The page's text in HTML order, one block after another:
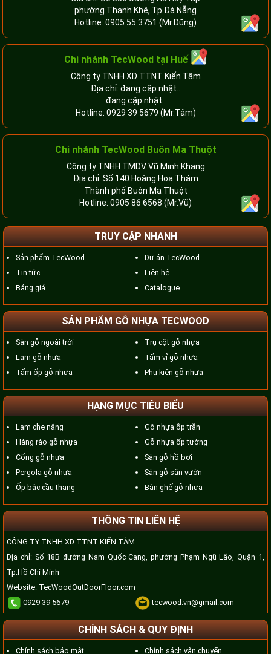
phường Thanh Khê, Tp.Đà Nẵng
Hotline: 0905 55 3751 (Mr.Dũng)
Chi nhánh TecWood tại Huế
Công ty TNHH XD TTNT Kiến Tâm
Địa chỉ: đang cập nhật..
đang cập nhật..
Hotline: 0929 39 5679 (Mr.Tâm)
Chi nhánh TecWood Buôn Ma Thuột
Công ty TNHH TMDV Vũ Minh Khang
Địa chỉ: Số 140 Hoàng Hoa Thám
Thành phố Buôn Ma Thuột
Hotline: 0905 86 6568 (Mr.Vũ)
TRUY CẬP NHANH
Sản phẩm TecWood
Tin tức
Bảng giá
Dự án TecWood
Liên hệ
Catalogue
SẢN PHẨM GỖ NHỰA TECWOOD
Sàn gỗ ngoài trời
Lam gỗ nhựa
Tấm ốp gỗ nhựa
Trụ cột gỗ nhựa
Tấm vỉ gỗ nhựa
Phụ kiện gỗ nhựa
HẠNG MỤC TIÊU BIỂU
Lam che nắng
Hàng rào gỗ nhựa
Cổng gỗ nhựa
Pergola gỗ nhựa
Ốp bậc cầu thang
Gỗ nhựa ốp trần
Gỗ nhựa ốp tường
Sàn gỗ hồ bơi
Sàn gỗ sân vườn
Bàn ghế gỗ nhựa
THÔNG TIN LIÊN HỆ
CÔNG TY TNHH XD TTNT KIẾN TÂM
Địa chỉ: Số 18B đường Nam Quốc Cang, phường Phạm Ngũ Lão, Quận 1,
Tp.Hồ Chí Minh
Website: TecWoodOutDoorFloor.com
0929 39 5679
tecwood.vn@gmail.com
CHÍNH SÁCH & QUY ĐỊNH
Chính sách bảo mật Chính sách vận chuyển